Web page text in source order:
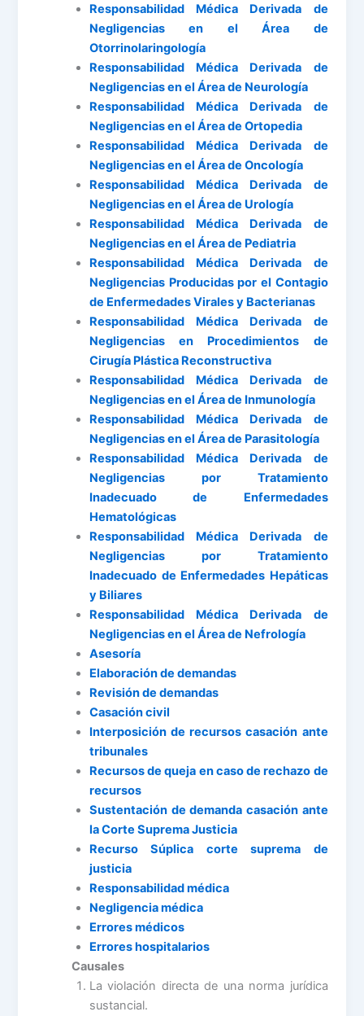
Responsabilidad Médica Derivada de
Negligencias en el Área de
Otorrinolaringología
Responsabilidad Médica Derivada de
Negligencias en el Área de Neurología
Responsabilidad Médica Derivada de
Negligencias en el Área de Ortopedia
Responsabilidad Médica Derivada de
Negligencias en el Área de Oncología
Responsabilidad Médica Derivada de
Negligencias en el Área de Urología
Responsabilidad Médica Derivada de
Negligencias en el Área de Pediatria
Responsabilidad Médica Derivada de
Negligencias Producidas por el Contagio
de Enfermedades Virales y Bacterianas
Responsabilidad Médica Derivada de
Negligencias en Procedimientos de
Cirugía Plástica Reconstructiva
Responsabilidad Médica Derivada de
Negligencias en el Área de Inmunología
Responsabilidad Médica Derivada de
Negligencias en el Área de Parasitología
Responsabilidad Médica Derivada de
Negligencias por Tratamiento
Inadecuado de Enfermedades
Hematológicas
Responsabilidad Médica Derivada de
Negligencias por Tratamiento
Inadecuado de Enfermedades Hepáticas
y Biliares
Responsabilidad Médica Derivada de
Negligencias en el Área de Nefrología
Asesoría
Elaboración de demandas
Revisión de demandas
Casación civil
Interposición de recursos casación ante
tribunales
Recursos de queja en caso de rechazo de
recursos
Sustentación de demanda casación ante
la Corte Suprema Justicia
Recurso Súplica corte suprema de
justicia
Responsabilidad médica
Negligencia médica
Errores médicos
Errores hospitalarios
Causales
La violación directa de una norma jurídica
sustancial.